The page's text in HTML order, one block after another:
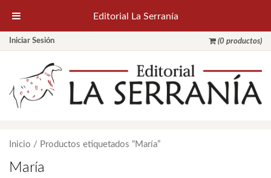
Iniciar Sesión (0 productos)
Inicio / Productos etiquetados “María”
María
Editorial La Serranía